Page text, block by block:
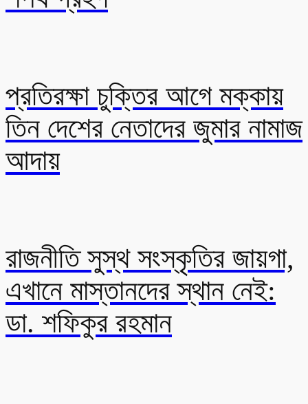
প্রতিরক্ষা চুক্তির আগে মক্কায়
তিন দেশের নেতাদের জুমার নামাজ
আদায়
রাজনীতি সুস্থ সংস্কৃতির জায়গা,
এখানে মাস্তানদের স্থান নেই:
ডা. শফিকুর রহমান